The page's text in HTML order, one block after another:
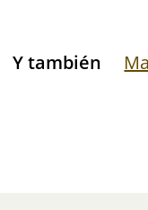
Y también